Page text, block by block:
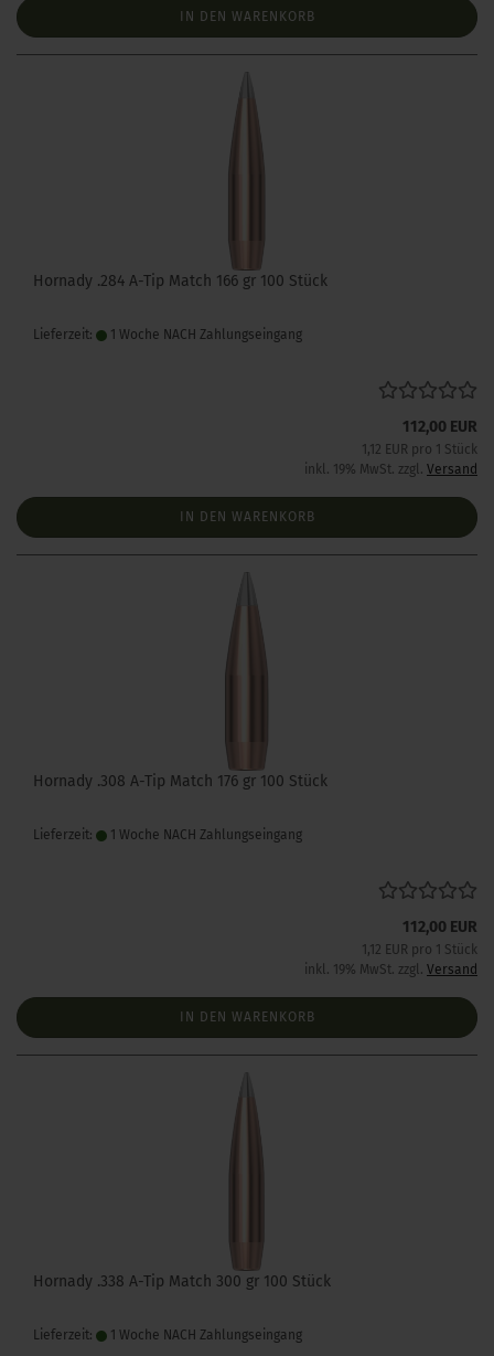
IN DEN WARENKORB
Hornady .284 A-Tip Match 166 gr 100 Stück
Lieferzeit: 1 Woche NACH Zahlungseingang
112,00 EUR
1,12 EUR pro 1 Stück
inkl. 19% MwSt. zzgl. Versand
IN DEN WARENKORB
Hornady .308 A-Tip Match 176 gr 100 Stück
Lieferzeit: 1 Woche NACH Zahlungseingang
112,00 EUR
1,12 EUR pro 1 Stück
inkl. 19% MwSt. zzgl. Versand
IN DEN WARENKORB
Hornady .338 A-Tip Match 300 gr 100 Stück
Lieferzeit: 1 Woche NACH Zahlungseingang